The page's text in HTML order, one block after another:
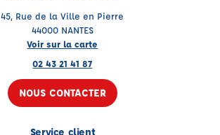
45, Rue de la Ville en Pierre
44000 NANTES
Voir sur la carte
02 43 21 41 87
NOUS CONTACTER
Service client